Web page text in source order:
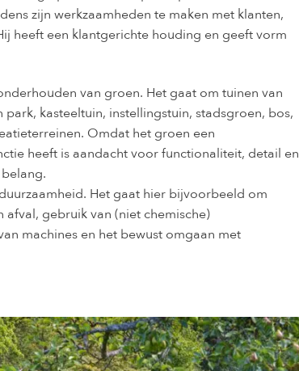
zijn werkzaamheden te maken met klanten,
heeft een klantgerichte houding en geeft vorm
van groen. Het gaat om tuinen van
kasteeltuin, instellingstuin, stadsgroen, bos,
Omdat het groen een
heeft is aandacht voor functionaliteit, detail en
Het gaat hier bijvoorbeeld om
gebruik van (niet chemische)
machines en het bewust omgaan met